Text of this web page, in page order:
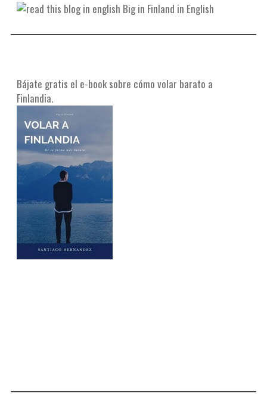
Big in Finland in English
Bájate gratis el e-book sobre cómo volar barato a
Finlandia.